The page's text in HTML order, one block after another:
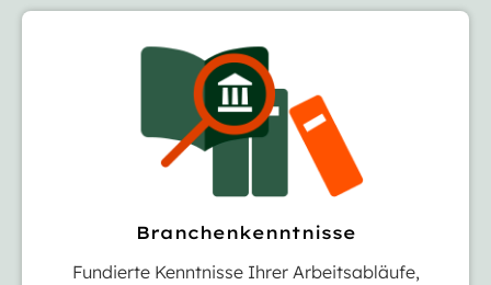
Branchenkenntnisse
Fundierte Kenntnisse Ihrer Arbeitsabläufe,